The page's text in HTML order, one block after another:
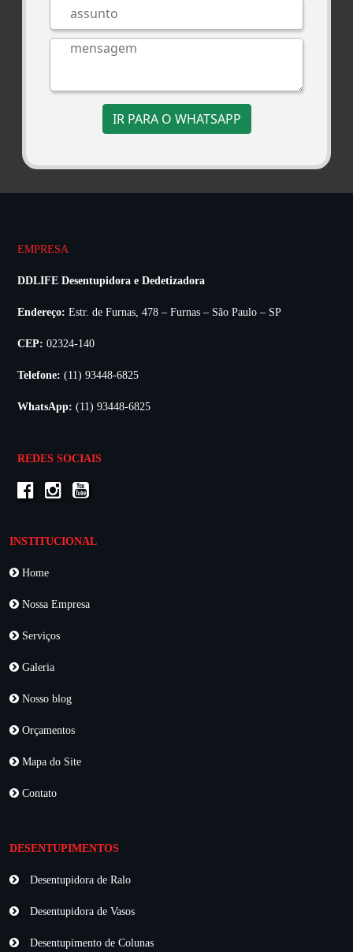
IR PARA O WHATSAPP
EMPRESA
DDLIFE Desentupidora e Dedetizadora
Endereço: Estr. de Furnas, 478 – Furnas – São Paulo – SP
CEP: 02324-140
Telefone: (11) 93448-6825
WhatsApp: (11) 93448-6825
REDES SOCIAIS
INSTITUCIONAL
Home
Nossa Empresa
Serviços
Galeria
Nosso blog
Orçamentos
Mapa do Site
Contato
DESENTUPIMENTOS
Desentupidora de Ralo
Desentupidora de Vasos
Desentupimento de Colunas